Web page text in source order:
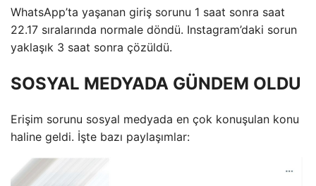
WhatsApp’ta yaşanan giriş sorunu 1 saat sonra saat
22.17 sıralarında normale döndü. Instagram’daki sorun
yaklaşık 3 saat sonra çözüldü.
SOSYAL MEDYADA GÜNDEM OLDU
Erişim sorunu sosyal medyada en çok konuşulan konu
haline geldi. İşte bazı paylaşımlar: